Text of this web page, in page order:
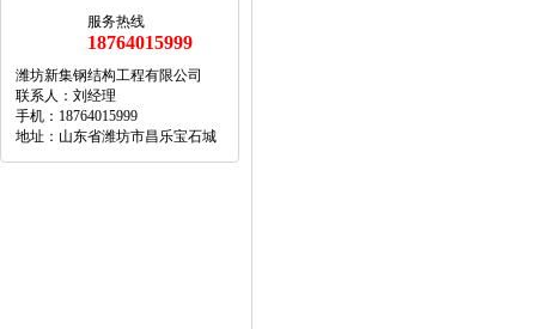
服务热线
18764015999
潍坊新集钢结构工程有限公司
联系人：刘经理
手机：18764015999
地址：山东省潍坊市昌乐宝石城